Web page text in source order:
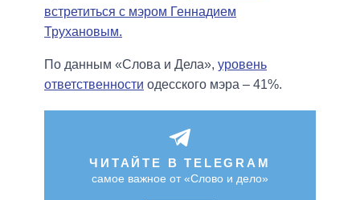
встретиться с мэром Геннадием
Трухановым.
По данным «Слова и Дела», уровень
ответственности одесского мэра – 41%.
ЧИТАЙТЕ В TELEGRAM
самое важное от «Слово и дело»